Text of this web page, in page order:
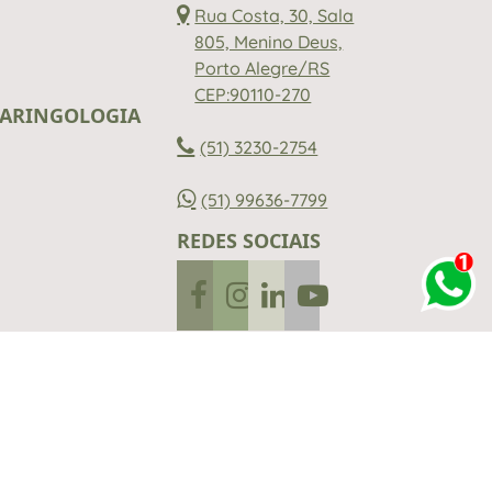
Rua Costa, 30, Sala
805, Menino Deus,
Porto Alegre/RS
CEP:90110-270
(51) 3230-2754
(51) 99636-7799
REDES SOCIAIS